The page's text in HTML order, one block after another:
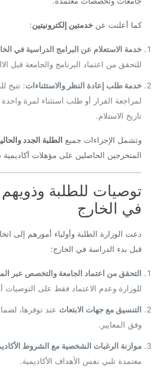
كما أعلنت عن خدمتين إلكترونيتين:
خدمة الاستعلام عن البرامج الدراسية في
للتحقق من اعتماد البرنامج والجامعة قبل
خدمة طلب إعادة النظر والاستثناءات: تتيح
تاريخ الاستلام.
وتشمل الإجراءات جميع الطلبة الجدد
المتخرجين الحاصلين على مؤهلات أكاديمية
توصيات للطلبة
في الخارج
دعت الوزارة الطلبة وأولياء أمورهم إلى
قبل بدء الدراسة في الخارج:
التحقق من اعتماد الجامعة والتخصص عبر
للوزارة وعدم الاعتماد فقط على التوصيات
التنسيق مع جهات الابتعاث عند توفرها،
وفق المعايير.
موازنة الرغبات الشخصية مع الشروط
معتمدة تلبي نفس الأهداف الأكاديمية.